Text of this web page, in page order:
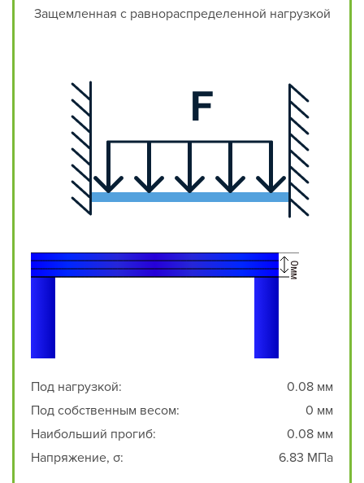
Защемленная с равнораспределенной нагрузкой
Под нагрузкой:
0.08 мм
Под собственным весом:
0 мм
Наибольший прогиб:
0.08 мм
Напряжение, σ:
6.83 МПа